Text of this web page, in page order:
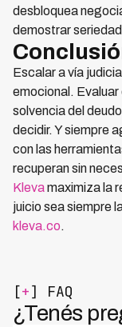
desbloquea
demostrar
Escalar a vía
emocional.
solvencia del
decidir. Y siempre
con las
recuperan sin
Klevamaximiza la
juicio sea siempre
kleva.co.
[+] FAQ
¿Tenés